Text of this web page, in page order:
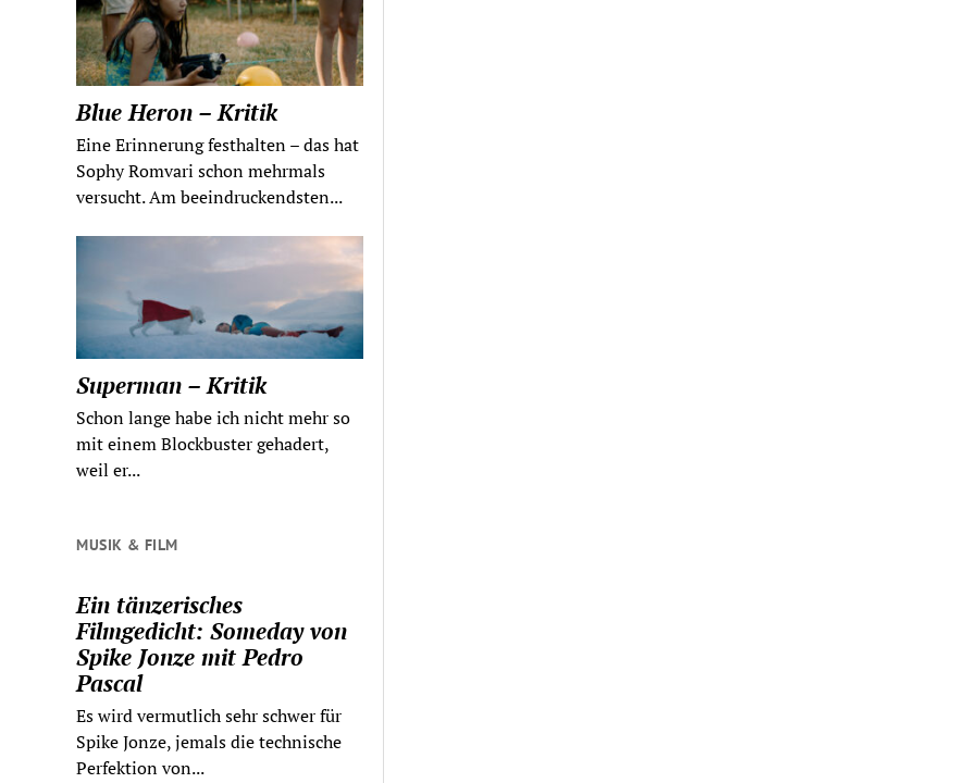
Blue Heron – Kritik
Eine Erinnerung festhalten – das hat
Sophy Romvari schon mehrmals
versucht. Am beeindruckendsten...
Superman – Kritik
Schon lange habe ich nicht mehr so
mit einem Blockbuster gehadert,
weil er...
MUSIK & FILM
Ein tänzerisches
Filmgedicht: Someday von
Spike Jonze mit Pedro
Pascal
Es wird vermutlich sehr schwer für
Spike Jonze, jemals die technische
Perfektion von...